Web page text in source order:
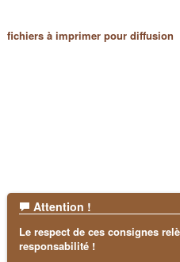
fichiers à imprimer pour diffusion
Attention !
Le respect de ces consignes
responsabilité !